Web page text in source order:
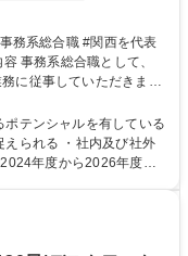
に従事していただきま
■海外に関係する各種業
性及び将来のキャリアを
】OJTでの現場育成や研
テンシャルを有している
られる ・社内及び社外
候変動による自然災害の
性が高まっています。